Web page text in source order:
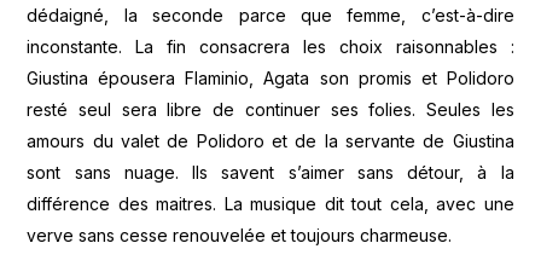
dédaigné, la seconde parce que femme, c’est-à-dire
inconstante. La fin consacrera les choix raisonnables :
Giustina épousera Flaminio, Agata son promis et Polidoro
resté seul sera libre de continuer ses folies. Seules les
amours du valet de Polidoro et de la servante de Giustina
sont sans nuage. Ils savent s’aimer sans détour, à la
différence des maitres. La musique dit tout cela, avec une
verve sans cesse renouvelée et toujours charmeuse.